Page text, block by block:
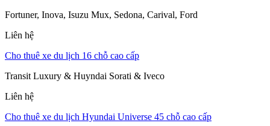
Fortuner, Inova, Isuzu Mux, Sedona, Carival, Ford
Liên hệ
Cho thuê xe du lịch 16 chỗ cao cấp
Transit Luxury & Huyndai Sorati & Iveco
Liên hệ
Cho thuê xe du lịch Hyundai Universe 45 chỗ cao cấp